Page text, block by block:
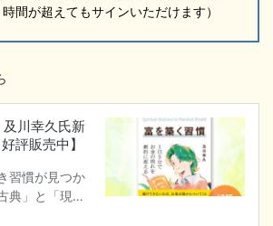
間が超えてもサインいただけます）